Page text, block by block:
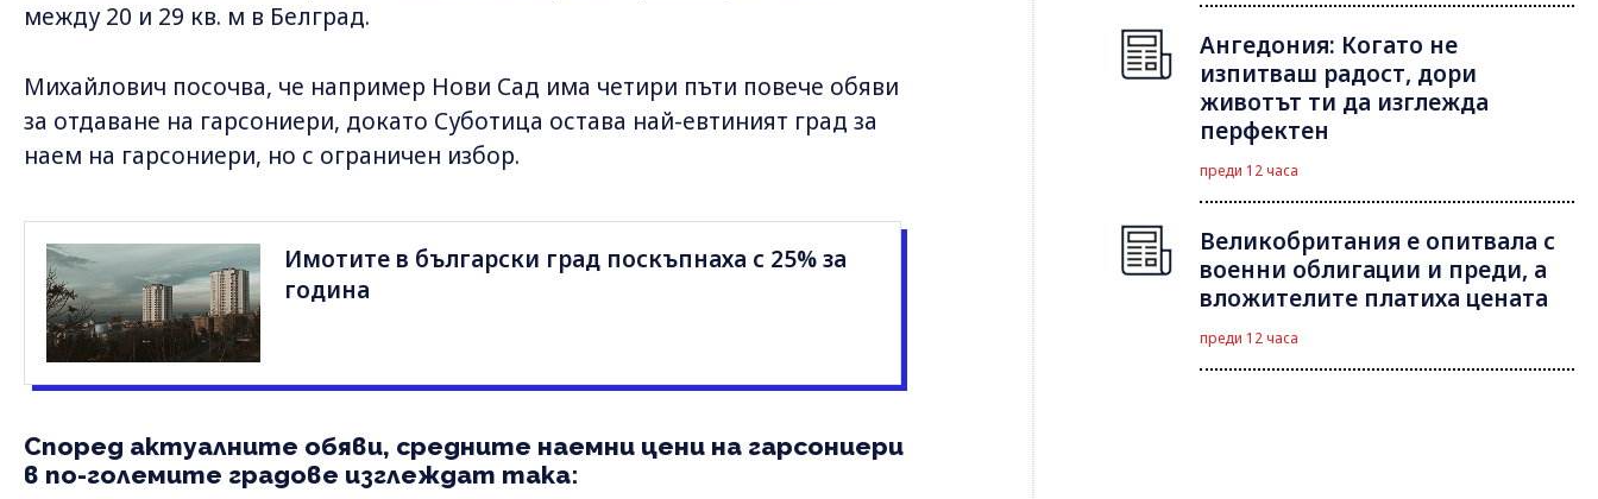
между 20 и 29 кв. м в Белград.
Михайлович посочва, че например Нови Сад има четири пъти повече обяви
за отдаване на гарсониери, докато Суботица остава най-евтиният град за
наем на гарсониери, но с ограничен избор.
Имотите в български град поскъпнаха с 25% за
година
Според актуалните обяви, средните наемни цени на гарсониери
в по-големите градове изглеждат така:
Ангедония: Когато не
изпитваш радост, дори
животът ти да изглежда
перфектен
преди 12 часа
Великобритания е опитвала с
военни облигации и преди, а
вложителите платиха цената
преди 12 часа